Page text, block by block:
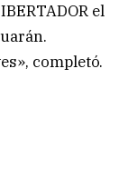
el
completó.